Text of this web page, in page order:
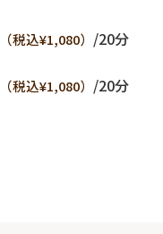
（税込¥1,080） /20分
（税込¥1,080） /20分